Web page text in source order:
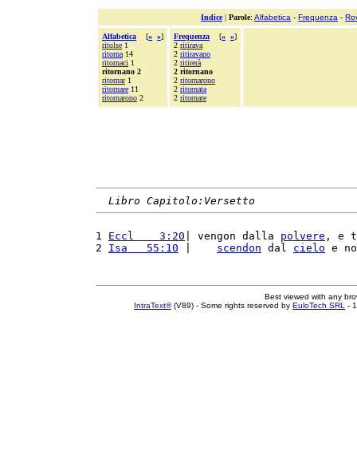
Indice| Parole: Alfabetica - Frequenza -
Alfabetica [« »]
ritolse 1
ritorna 14
ritornaci 1
ritornano 2
ritornar1
ritornare 11
ritornarono 2
Frequenza [« »]
2 ritirava
2 ritiravano
2 ritirerà
2 ritornano
2 ritornarono
2 ritornata
2 ritornate
Libro Capitolo:Versetto
1 Eccl    3:20 | vengon dalla polvere , e
2 Isa   55:10 scendon dal cielo e
Best viewed with any
IntraText®(V89) - Some rights reserved by EuloTech SRL -